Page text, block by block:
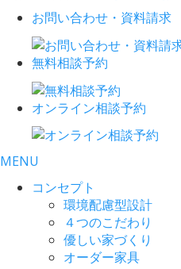
お問い合わせ・資料請求
無料相談予約
オンライン相談予約
MENU
コンセプト
環境配慮型設計
４つのこだわり
優しい家づくり
オーダー家具